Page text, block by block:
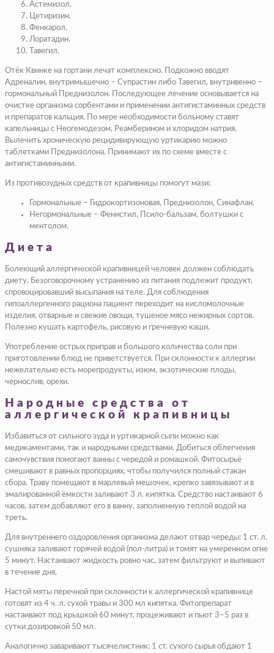
Астемизол.
Цетиризин.
Фенкарол.
Лоратадин.
Тавегил.
Отёк Квинке на гортани лечат комплексно. Подкожно вводят
Адреналин, внутримышечно – Супрастин либо Тавегил, внутривенно –
гормональный Преднизолон. Последующее лечение основывается на
очистке организма сорбентами и применении антигистаминных средств
и препаратов кальция. По мере необходимости больному ставят
капельницы с Неогемодезом, Реамберином и хлоридом натрия.
Вылечить хроническую рецидивирующую уртикарию можно
таблетками Преднизолона. Принимают их по схеме вместе с
антигистаминными.
Из противозудных средств от крапивницы помогут мази:
Гормональные – Гидрокортизоновая, Преднизолон, Синафлан.
Негормональные – Фенистил, Псило-бальзам, болтушки с
ментолом.
Диета
Болеющий аллергической крапивницей человек должен соблюдать
диету. Безоговорочному устранению из питания подлежит продукт,
спровоцировавший высыпания на теле. Для соблюдения
гипоаллергенного рациона пациент переходит на кисломолочные
изделия, отварные и свежие овощи, тушеное мясо нежирных сортов.
Полезно кушать картофель, рисовую и гречневую каши.
Употребление острых приправ и большого количества соли при
приготовлении блюд не приветствуется. При склонности к аллергии
нежелательно есть морепродукты, изюм, экзотические плоды,
чернослив, орехи.
Народные средства от
аллергической крапивницы
Избавиться от сильного зуда и уртикарной сыпи можно как
медикаментами, так и народными средствами. Добиться облегчения
самочувствия помогают ванны с чередой и ромашкой. Фитосырьё
смешивают в равных пропорциях, чтобы получился полный стакан
сбора. Траву помещают в марлевый мешочек, крепко завязывают и в
эмалированной ёмкости заливают 3 л. кипятка. Средство настаивают 6
часов, затем добавляют его в ванну, заполненную теплой водой на
треть.
Для внутреннего оздоровления организма делают отвар череды: 1 ст. л.
сушняка заливают горячей водой (пол-литра) и томят на умеренном огне
5 минут. Настаивают жидкость ровно час, затем фильтруют и выпивают
в течение дня.
Настой мяты перечной при склонности к аллергической крапивнице
готовят из 4 ч. л. сухой травы и 300 мл кипятка. Фитопрепарат
настаивают под крышкой 60 минут, процеживают и пьют 3–5 раз в
сутки дозировкой 50 мл.
Аналогично заваривают тысячелистник: 1 ст. сухого сырья обдают 1